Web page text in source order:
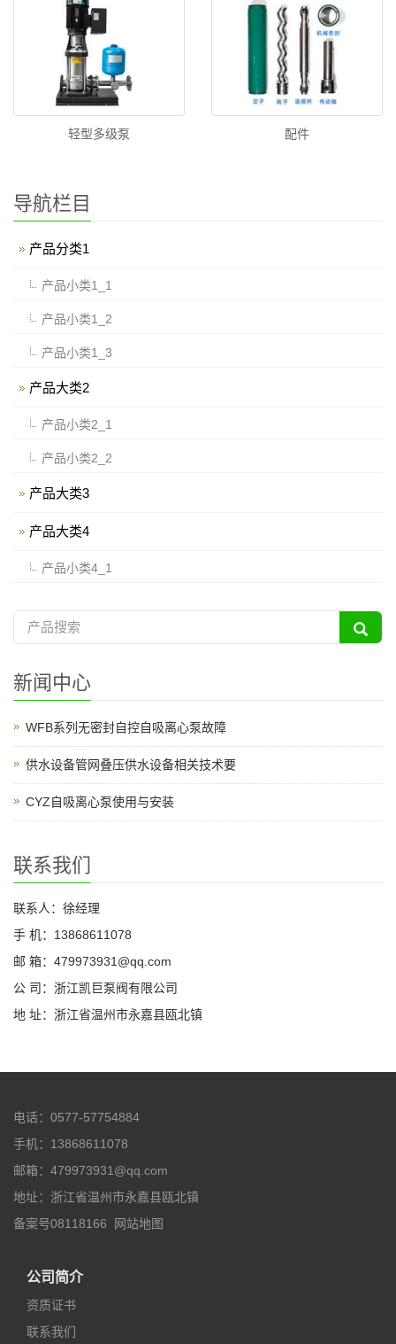
轻型多级泵 配件
导航栏目
产品分类1
产品小类1_1
产品小类1_2
产品小类1_3
产品大类2
产品小类2_1
产品小类2_2
产品大类3
产品大类4
产品小类4_1
新闻中心
WFB系列无密封自控自吸离心泵故障
供水设备管网叠压供水设备相关技术要
CYZ自吸离心泵使用与安装
联系我们
联系人：徐经理
手 机：13868611078
邮 箱：479973931@qq.com
公 司：浙江凯巨泵阀有限公司
地 址：浙江省温州市永嘉县瓯北镇
电话：0577-57754884
手机：13868611078
邮箱：479973931@qq.com
地址：浙江省温州市永嘉县瓯北镇
备案号08118166
网站地图
公司简介
资质证书
联系我们